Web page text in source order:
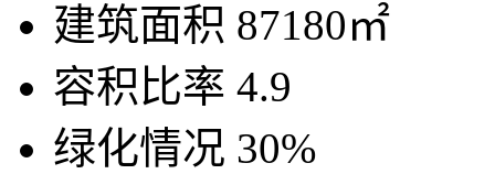
建筑面积 87180㎡
容积比率 4.9
绿化情况 30%